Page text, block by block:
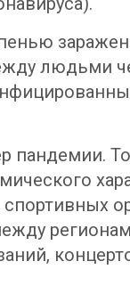
людьми
пандемии.